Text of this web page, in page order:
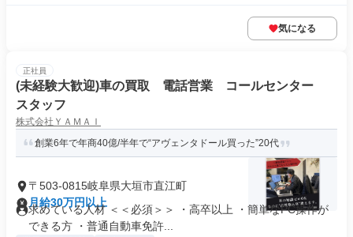
気になる
正社員
(未経験大歓迎)車の買取 電話営業 コールセンター
スタッフ
株式会社ＹＡＭＡＩ
創業6年で年商40億/半年で“アヴェンタドール買った”20代
〒503-0815岐阜県大垣市直江町
月給30万円以上
求めている人材 ＜＜必須＞＞ ・高卒以上 ・簡単なPC操作が
できる方 ・普通自動車免許...